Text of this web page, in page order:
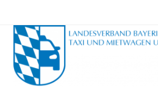
Inhalt
springen